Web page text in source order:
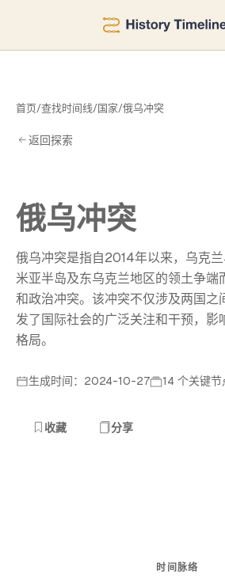
首页/查找时间线/国家/俄乌冲突
返回探索
俄乌冲突
俄乌冲突是指自2014年以来，乌克
米亚半岛及东乌克兰地区的领土争端
和政治冲突。该冲突不仅涉及两国之
发了国际社会的广泛关注和干预，影
格局。
生成时间：2024-10-27 14 个关键节
收藏 分享
时间脉络